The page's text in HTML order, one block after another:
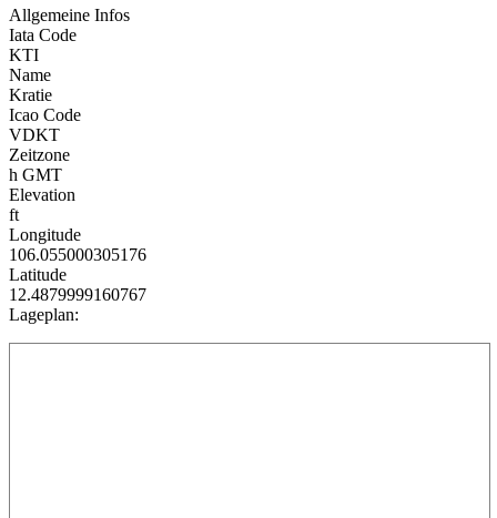
Allgemeine Infos
Iata Code
KTI
Name
Kratie
Icao Code
VDKT
Zeitzone
h GMT
Elevation
ft
Longitude
106.055000305176
Latitude
12.4879999160767
Lageplan: